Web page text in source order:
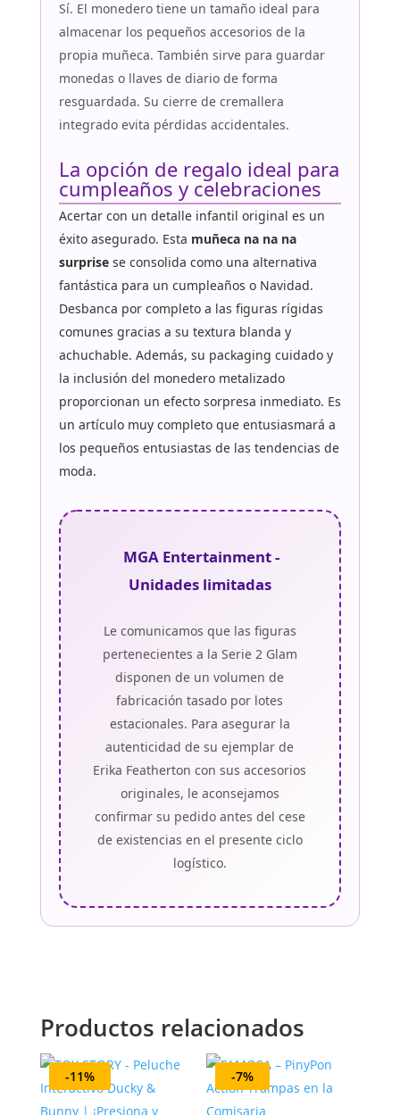
Sí. El monedero tiene un tamaño ideal para
almacenar los pequeños accesorios de la
propia muñeca. También sirve para guardar
monedas o llaves de diario de forma
resguardada. Su cierre de cremallera
integrado evita pérdidas accidentales.
La opción de regalo ideal para
cumpleaños y celebraciones
Acertar con un detalle infantil original es un
éxito asegurado. Esta muñeca na na na
surprisese consolida como una alternativa
fantástica para un cumpleaños o Navidad.
Desbanca por completo a las figuras rígidas
comunes gracias a su textura blanda y
achuchable. Además, su packaging cuidado y
la inclusión del monedero metalizado
proporcionan un efecto sorpresa inmediato. Es
un artículo muy completo que entusiasmará a
los pequeños entusiastas de las tendencias de
moda.
MGA Entertainment -
Unidades limitadas
Le comunicamos que las figuras
pertenecientes a la Serie 2 Glam
disponen de un volumen de
fabricación tasado por lotes
estacionales. Para asegurar la
autenticidad de su ejemplar de
Erika Featherton con sus accesorios
originales, le aconsejamos
confirmar su pedido antes del cese
de existencias en el presente ciclo
logístico.
Productos relacionados
-11% -7%